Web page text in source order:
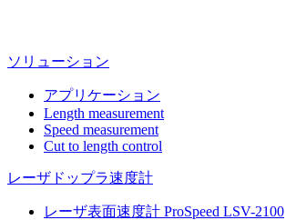
ソリューション
アプリケーション
Length measurement
Speed measurement
Cut to length control
レーザドップラ速度計
レーザ表面速度計 ProSpeed LSV-2100